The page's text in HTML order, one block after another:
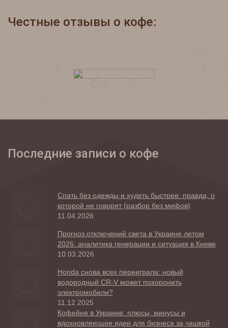
Честные отзывы о кофе:
Последние записи о кофе
Спать без одежды и худеть быстрее: правда, о
которой не говорят (разбор без мифов)
11.04.2026
Прогноз отключений света в Украине летом
2026: аналитика генерации и ситуация в Киеве
10.03.2026
Honda снова всех переиграла: новый
водородный CR-V может похоронить
электромобили?
11.12.2025
Кофейня в Украине: плюсы, минусы и
вдохновляющие идеи для бизнеса за чашкой